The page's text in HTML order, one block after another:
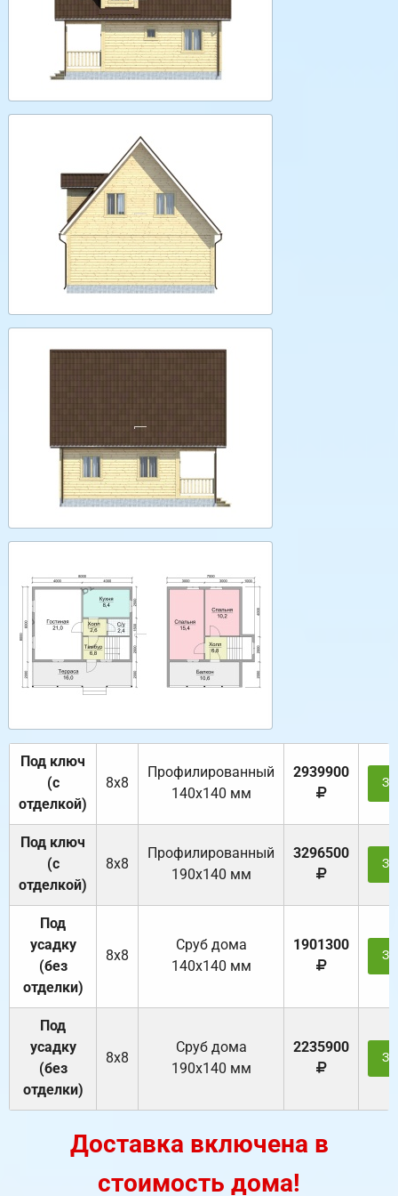
Под ключ
(с
отделкой)
8х8
Профилированный
140х140 мм
2939900
Под ключ
(с
отделкой)
8х8
Профилированный
190х140 мм
3296500
Под
усадку
(без
отделки)
8х8
Cруб дома
140х140 мм
1901300
Под
усадку
(без
отделки)
8х8
Cруб дома
190х140 мм
2235900
Доставка включена в
стоимость дома!